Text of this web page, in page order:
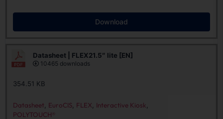
Download
Datasheet | FLEX21.5″ lite [EN]
10465 downloads
354.51 KB
Datasheet EuroCIS FLEX Interactive Kiosk
POLYTOUCH®